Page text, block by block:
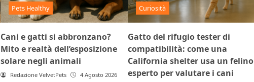
Pets Healthy
Cani e gatti si abbronzano?
Mito e realtà dell’esposizione
solare negli animali
Redazione VelvetPets 4 Agosto 2026
Curiosità
Gatto del rifugio tester di
compatibilità: come una
California shelter usa un felino
esperto per valutare i cani